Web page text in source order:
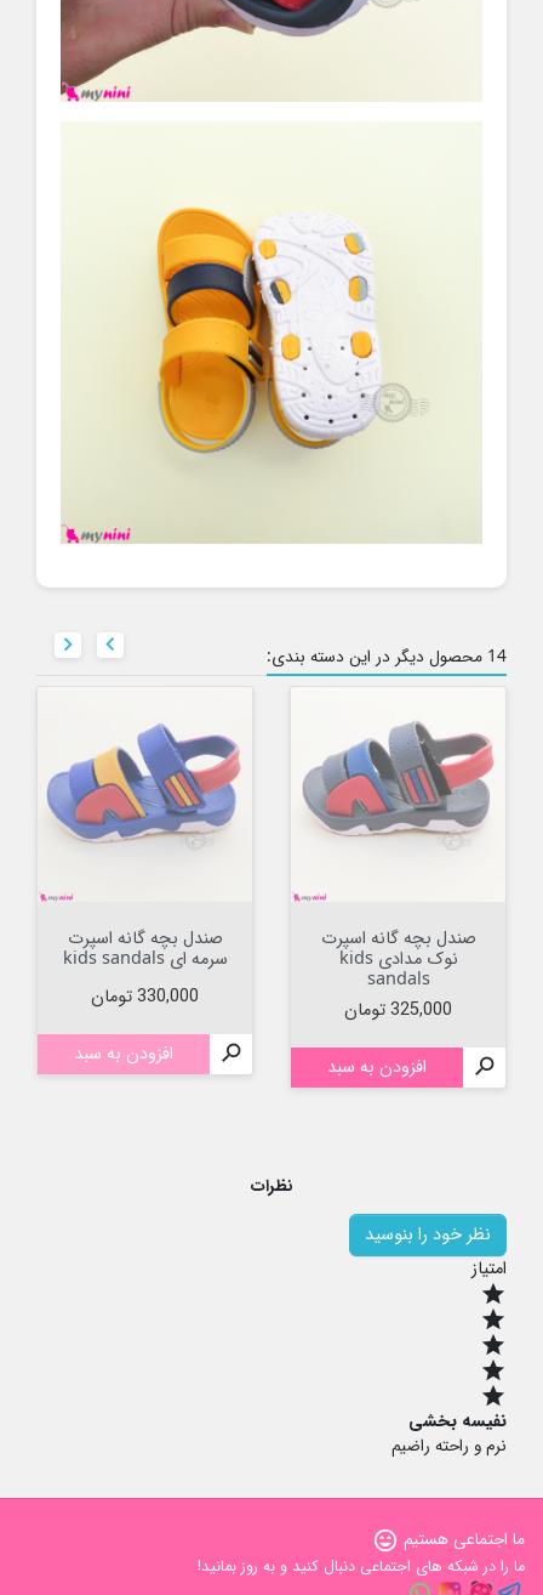
14 محصول دیگر در این دسته بندی: 
صندل بچه گانه اسپرت
نوک مدادی kids
sandals
قیمت
325,000 تومان
 افزودن به سبد
صندل بچه گانه اسپرت
سرمه ای kids sandals
قیمت
330,000 تومان
 افزودن به سبد

نظرات
نظر خود را بنوسید
امتیاز
star
star
star
star
star
نفیسه بخشی
نرم و راحته راضیم
ما اجتماعی هستیم sentiment_very_satisfied
ما را در شبکه های اجتماعی دنبال کنید و به روز بمانید!